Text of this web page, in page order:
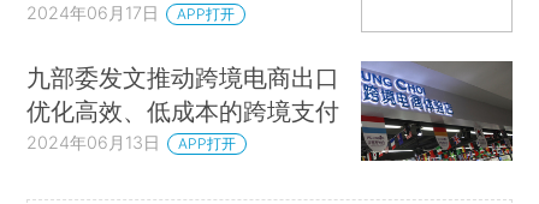
2024年06月17日 APP打开
九部委发文推动跨境电商出口
优化高效、低成本的跨境支付
2024年06月13日 APP打开